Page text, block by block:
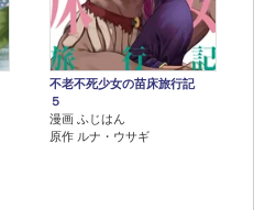
不老不死少女の苗床旅行記
５
漫画 ふじはん
原作 ルナ・ウサギ